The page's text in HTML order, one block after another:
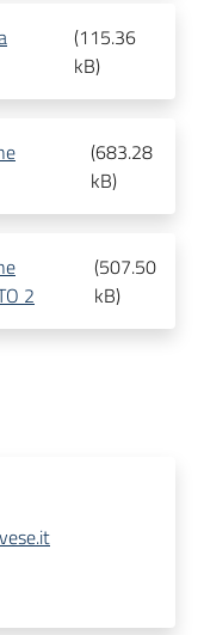
(115.36
kB)
(683.28
kB)
2
(507.50
kB)